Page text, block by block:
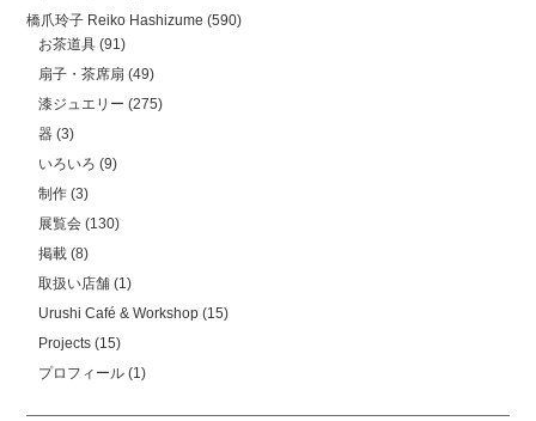
橋爪玲子 Reiko Hashizume (590)
お茶道具 (91)
扇子・茶席扇 (49)
漆ジュエリー (275)
器 (3)
いろいろ (9)
制作 (3)
展覧会 (130)
掲載 (8)
取扱い店舗 (1)
Urushi Café & Workshop (15)
Projects (15)
プロフィール (1)